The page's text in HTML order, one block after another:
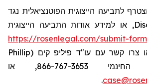
לתביעה הייצוגית הפוטנציאלית נגד
, או למידע אודות התביעה הייצוגית
https://rosenlegal.com/submit-
צרו קשר עם עו"ד פיליפ קים (Phillip
), במספר החינמי 866-767-3653, או
.